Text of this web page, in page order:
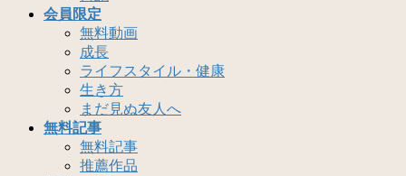
会員限定
無料動画
成長
ライフスタイル・健康
生き方
まだ見ぬ友人へ
無料記事
無料記事
推薦作品